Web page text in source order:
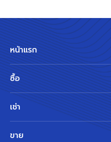
หน้าแรก
ซื้อ
เช่า
ขาย